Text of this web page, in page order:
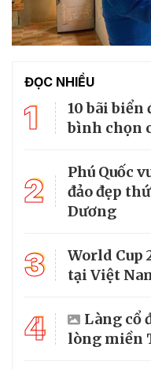
ĐỌC NHIỀU
1
10 bãi biển
bình chọn
2
Phú Quốc
đảo đẹp
Dương
3
World Cup
tại Việt
4
Làng cổ
lòng miền